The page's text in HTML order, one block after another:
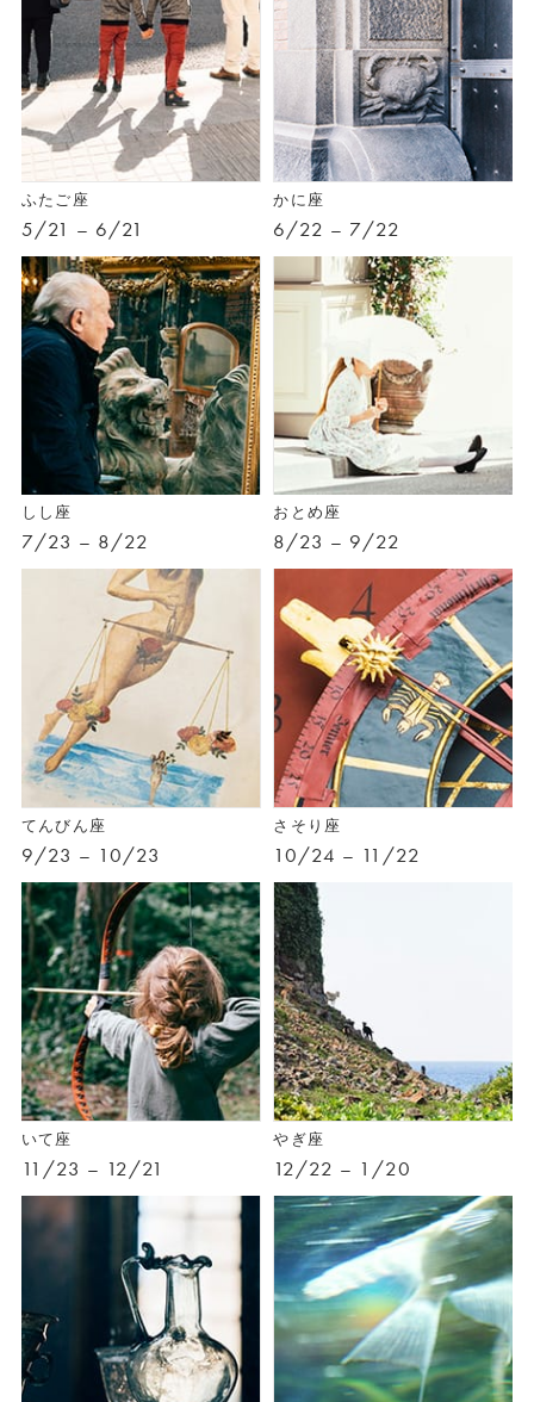
ふたご座
5/21 – 6/21
かに座
6/22 – 7/22
しし座
7/23 – 8/22
おとめ座
8/23 – 9/22
てんびん座
9/23 – 10/23
さそり座
10/24 – 11/22
いて座
11/23 – 12/21
やぎ座
12/22 – 1/20